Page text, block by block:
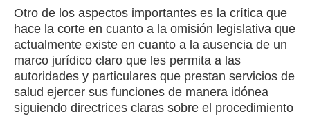
Otro de los aspectos importantes es la crítica que
hace la corte en cuanto a la omisión legislativa que
actualmente existe en cuanto a la ausencia de un
marco jurídico claro que les permita a las
autoridades y particulares que prestan servicios de
salud ejercer sus funciones de manera idónea
siguiendo directrices claras sobre el procedimiento